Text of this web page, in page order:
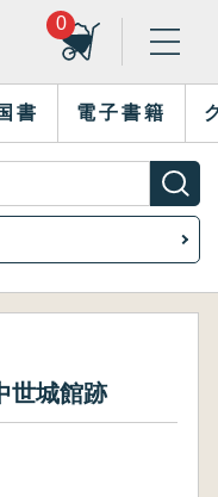
0
書 電子書籍
世城館跡